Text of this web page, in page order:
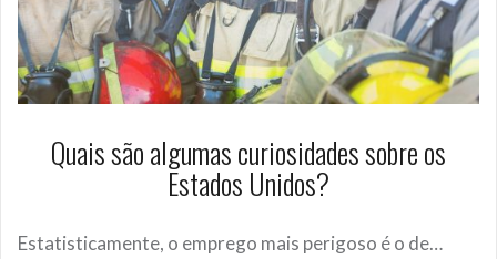
Quais são algumas curiosidades sobre os
Estados Unidos?
Estatisticamente, o emprego mais perigoso é o de…